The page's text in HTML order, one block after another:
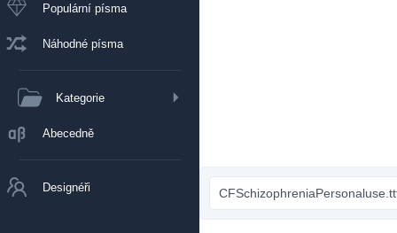
Populární písma
Náhodné písma
Kategorie
Abecedně
Designéři